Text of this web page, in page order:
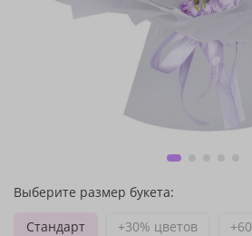
Выберите размер букета:
Стандарт
+30% цветов